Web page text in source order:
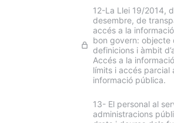
12-La Llei 19/2014,
desembre, de
accés a la
bon govern: objecte
definicions i àmbit
Accés a la
límits i accés parcial
informació pública.
13- El personal al
administracions